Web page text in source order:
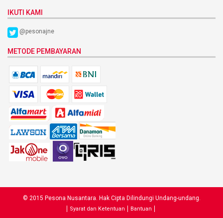
IKUTI KAMI
@pesonajne
METODE PEMBAYARAN
© 2015 Pesona Nusantara. Hak Cipta Dilindungi Undang-undang.
Syarat dan Ketentuan Bantuan